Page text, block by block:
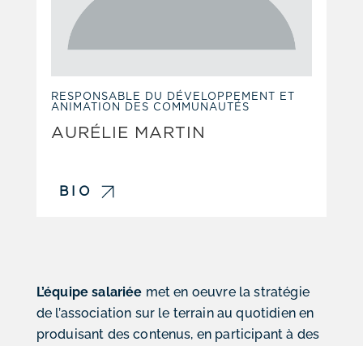
RESPONSABLE DU DÉVELOPPEMENT ET
ANIMATION DES COMMUNAUTÉS
AURÉLIE MARTIN
BIO
L’équipe salariée met en oeuvre la stratégie
de l’association sur le terrain au quotidien en
produisant des contenus, en participant à des